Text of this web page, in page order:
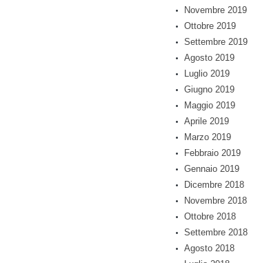
Novembre 2019
Ottobre 2019
Settembre 2019
Agosto 2019
Luglio 2019
Giugno 2019
Maggio 2019
Aprile 2019
Marzo 2019
Febbraio 2019
Gennaio 2019
Dicembre 2018
Novembre 2018
Ottobre 2018
Settembre 2018
Agosto 2018